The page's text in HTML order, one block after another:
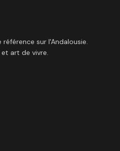
sur l'Andalousie.
art de vivre.